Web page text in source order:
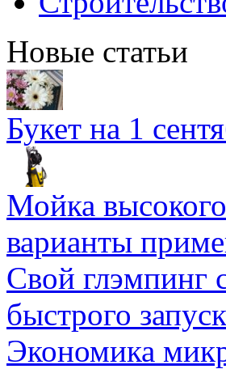
Новые статьи
Букет на 1
Мойка
варианты
Свой глэмпинг
быстрого
Экономика